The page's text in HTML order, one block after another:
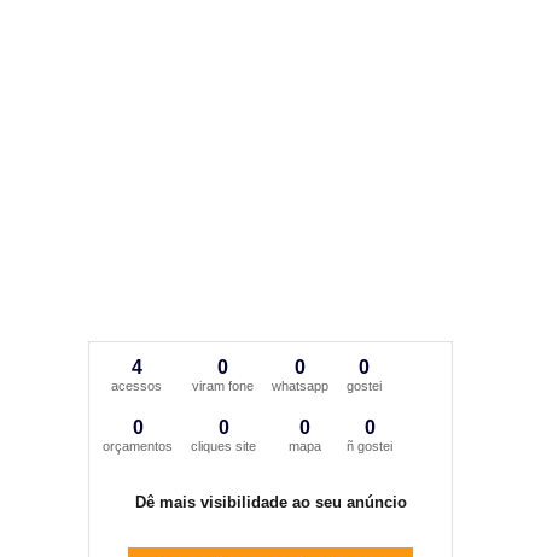
4
acessos
0
viram fone
0
whatsapp
0
gostei
0
orçamentos
0
cliques site
0
mapa
0
ñ gostei
Dê mais visibilidade ao seu anúncio